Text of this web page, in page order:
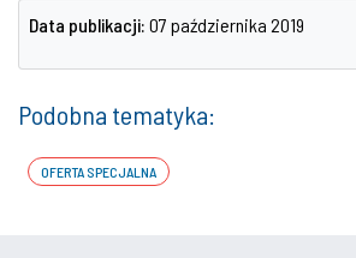
Data publikacji: 07 października 2019
Podobna tematyka:
OFERTA SPECJALNA